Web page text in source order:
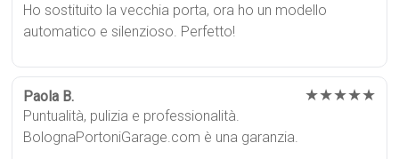
Ho sostituito la vecchia porta, ora ho un modello
automatico e silenzioso. Perfetto!
Paola B. ★★★★★
Puntualità, pulizia e professionalità.
BolognaPortoniGarage.com è una garanzia.